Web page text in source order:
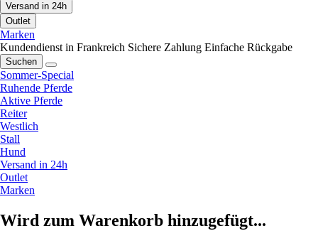
Versand in 24h
Outlet
Marken
Kundendienst in Frankreich Sichere Zahlung Einfache Rückgabe
Suchen
Sommer-Special
Ruhende Pferde
Aktive Pferde
Reiter
Westlich
Stall
Hund
Versand in 24h
Outlet
Marken
Wird zum Warenkorb hinzugefügt...